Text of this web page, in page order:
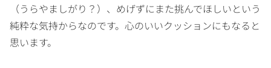
（うらやましがり？）、めげずにまた挑んでほしいという
純粋な気持からなのです。心のいいクッションにもなると
思います。